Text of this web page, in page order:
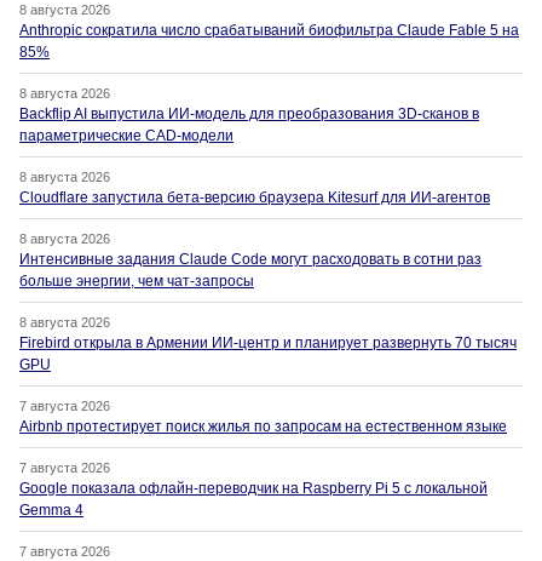
8 августа 2026
Anthropic сократила число срабатываний биофильтра Claude Fable 5 на
85%
8 августа 2026
Backflip AI выпустила ИИ-модель для преобразования 3D-сканов в
параметрические CAD-модели
8 августа 2026
Cloudflare запустила бета-версию браузера Kitesurf для ИИ-агентов
8 августа 2026
Интенсивные задания Claude Code могут расходовать в сотни раз
больше энергии, чем чат-запросы
8 августа 2026
Firebird открыла в Армении ИИ-центр и планирует развернуть 70 тысяч
GPU
7 августа 2026
Airbnb протестирует поиск жилья по запросам на естественном языке
7 августа 2026
Google показала офлайн-переводчик на Raspberry Pi 5 с локальной
Gemma 4
7 августа 2026